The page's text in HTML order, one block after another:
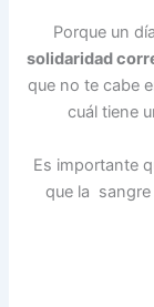
Porque un
solidaridad
que no te cabe
cuál tiene
Es importante
que la sangre